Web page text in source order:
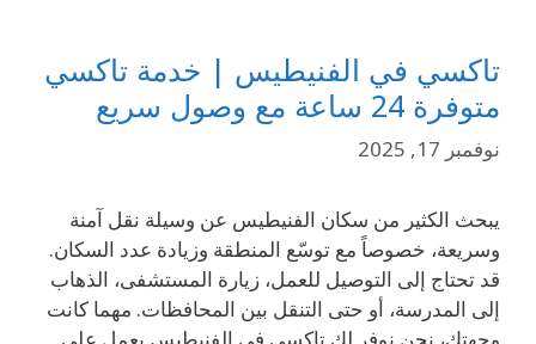
تاكسي في الفنيطيس | خدمة تاكسي
متوفرة 24 ساعة مع وصول سريع
نوفمبر 17, 2025
يبحث الكثير من سكان الفنيطيس عن وسيلة نقل آمنة
وسريعة، خصوصاً مع توسّع المنطقة وزيادة عدد السكان.
قد تحتاج إلى التوصيل للعمل، زيارة المستشفى، الذهاب
إلى المدرسة، أو حتى التنقل بين المحافظات. مهما كانت
وجهتك، نحن نوفر لك تاكسي في الفنيطيس يعمل على